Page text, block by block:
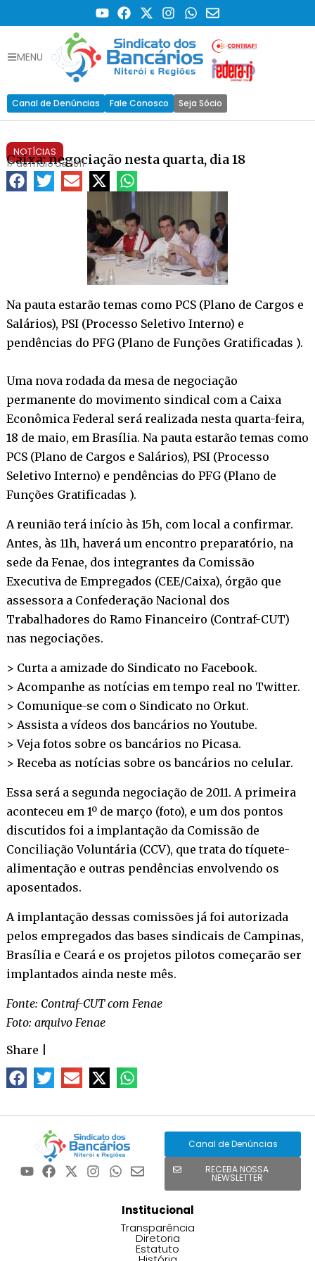
MENU
Canal de Denúncias Fale Conosco Seja Sócio
NOTÍCIAS
Caixa: negociação nesta quarta, dia 18
17 de maio de 2011
Na pauta estarão temas como PCS (Plano de Cargos e
Salários), PSI (Processo Seletivo Interno) e
pendências do PFG (Plano de Funções Gratificadas ).
Uma nova rodada da mesa de negociação
permanente do movimento sindical com a Caixa
Econômica Federal será realizada nesta quarta-feira,
18 de maio, em Brasília. Na pauta estarão temas como
PCS (Plano de Cargos e Salários), PSI (Processo
Seletivo Interno) e pendências do PFG (Plano de
Funções Gratificadas ).
A reunião terá início às 15h, com local a confirmar.
Antes, às 11h, haverá um encontro preparatório, na
sede da Fenae, dos integrantes da Comissão
Executiva de Empregados (CEE/Caixa), órgão que
assessora a Confederação Nacional dos
Trabalhadores do Ramo Financeiro (Contraf-CUT)
nas negociações.
> Curta a amizade do Sindicato no Facebook.
> Acompanhe as notícias em tempo real no Twitter.
> Comunique-se com o Sindicato no Orkut.
> Assista a vídeos dos bancários noYoutube.
> Veja fotos sobre os bancários no Picasa.
> Receba as notícias sobre os bancários no celular.
Essa será a segunda negociação de 2011. A primeira
aconteceu em 1º de março (foto), e um dos pontos
discutidos foi a implantação da Comissão de
Conciliação Voluntária (CCV), que trata do tíquete-
alimentação e outras pendências envolvendo os
aposentados.
A implantação dessas comissões já foi autorizada
pelos empregados das bases sindicais de Campinas,
Brasília e Ceará e os projetos pilotos começarão ser
implantados ainda neste mês.
Fonte: Contraf-CUT com Fenae
Foto: arquivo Fenae
Share
Canal de Denúncias
RECEBA NOSSA
NEWSLETTER
Institucional
Transparência
Diretoria
Estatuto